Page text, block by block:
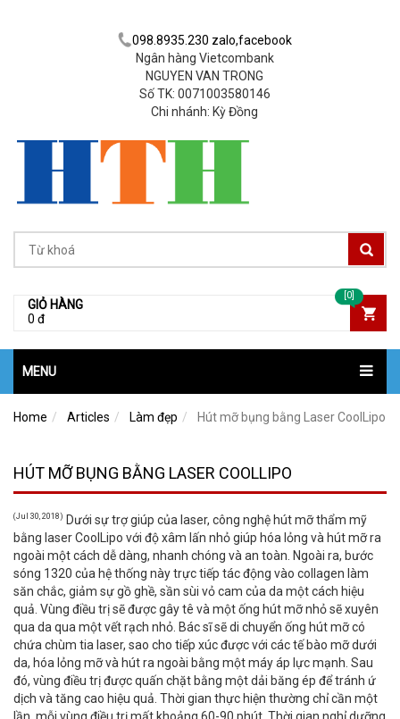
098.8935.230 zalo,facebook
Ngân hàng Vietcombank
NGUYEN VAN TRONG
Số TK: 0071003580146
Chi nhánh: Kỳ Đồng
GIỎ HÀNG
0 đ
[0]
MENU
Home Articles Làm đẹp Hút mỡ bụng bằng Laser CoolLipo
HÚT MỠ BỤNG BẰNG LASER COOLLIPO
(Jul 30, 2018) Dưới sự trợ giúp của laser, công nghệ hút mỡ thẩm mỹ
bằng laser CoolLipo với độ xâm lấn nhỏ giúp hóa lỏng và hút mỡ ra
ngoài một cách dễ dàng, nhanh chóng và an toàn. Ngoài ra, bước
sóng 1320 của hệ thống này trực tiếp tác động vào collagen làm
săn chắc, giảm sự gồ ghề, sần sùi vỏ cam của da một cách hiệu
quả. Vùng điều trị sẽ được gây tê và một ống hút mỡ nhỏ sẽ xuyên
qua da qua một vết rạch nhỏ. Bác sĩ sẽ di chuyển ống hút mỡ có
chứa chùm tia laser, sao cho tiếp xúc được với các tế bào mỡ dưới
da, hóa lỏng mỡ và hút ra ngoài bằng một máy áp lực mạnh. Sau
đó, vùng điều trị được quấn chặt bằng một dải băng ép để tránh ứ
dịch và tăng cao hiệu quả. Thời gian thực hiện thường chỉ cần một